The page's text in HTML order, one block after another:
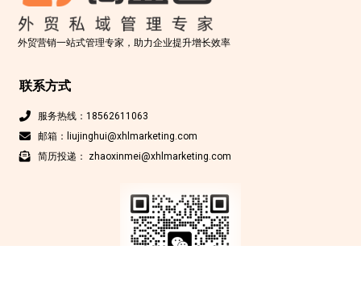
外贸营销一站式管理专家，助力企业提升增长效率
联系方式
服务热线：18562611063
邮箱：liujinghui@xhlmarketing.com
简历投递： zhaoxinmei@xhlmarketing.com